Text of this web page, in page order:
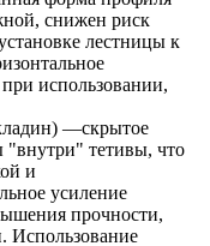
снижен риск
лестницы к
использовании,
—скрытое
"внутри" тетивы, что
и
усиление
прочности,
Использование